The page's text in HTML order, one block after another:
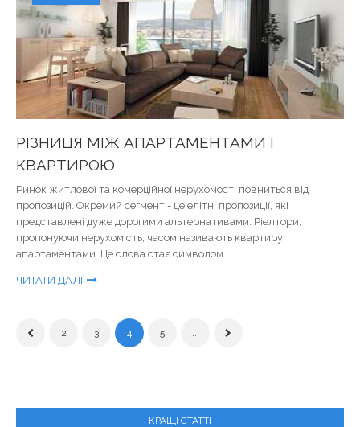
РІЗНИЦЯ МІЖ АПАРТАМЕНТАМИ І
КВАРТИРОЮ
Ринок житлової та комерційної нерухомості повниться від
пропозицій. Окремий сегмент - це елітні пропозиції, які
представлені дуже дорогими альтернативами. Ріелтори,
пропонуючи нерухомість, часом називають квартиру
апартаментами. Це слова стає символом...
ЧИТАТИ ДАЛІ
2 3 4 5 ...
КРАЩІ СТАТТІ